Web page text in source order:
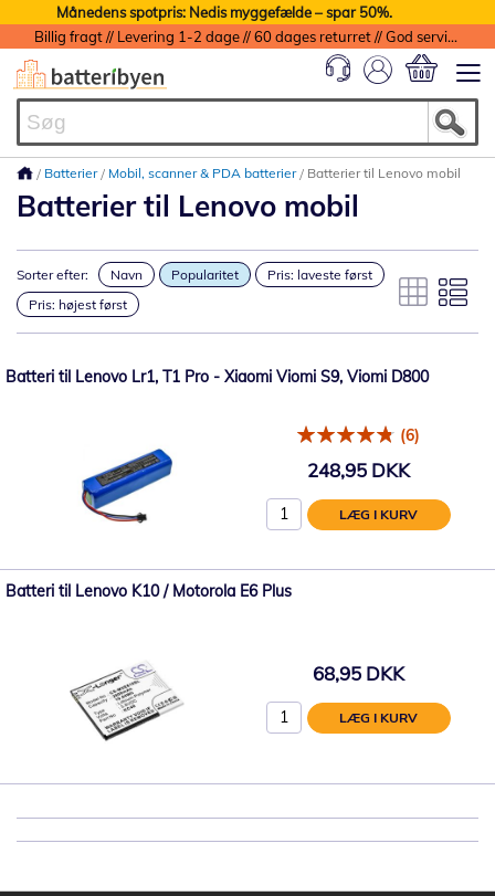
Månedens spotpris: Nedis myggefælde – spar 50%.
Billig fragt // Levering 1-2 dage // 60 dages returret // God service med garanti
Batterier Mobil, scanner & PDA batterier Batterier til Lenovo mobil
Batterier til Lenovo mobil
Sorter efter: Navn Popularitet
Pris: laveste først
Pris: højest først
Batteri til Lenovo Lr1, T1 Pro - Xiaomi Viomi S9, Viomi D800
(6)
248,95 DKK
LÆG I KURV
Batteri til Lenovo K10 / Motorola E6 Plus
68,95 DKK
LÆG I KURV